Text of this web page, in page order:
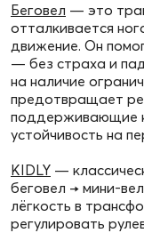
Беговел — это
отталкивается
движение. Он
— без страха и
на наличие
предотвращает
поддерживающие
устойчивость на
KIDLY —
беговел →
лёгкость в
регулировать